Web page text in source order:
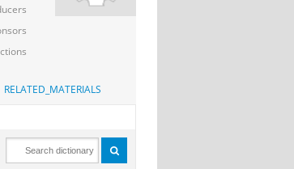
RELATED_MATERIALS